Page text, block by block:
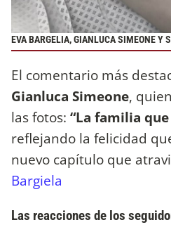
EVA BARGELIA, GIANLUCA SIMEONE Y
El comentario más
Gianluca Simeone,
las fotos: “La familia
reflejando la felicidad
nuevo capítulo que
Bargiela
Las reacciones de los